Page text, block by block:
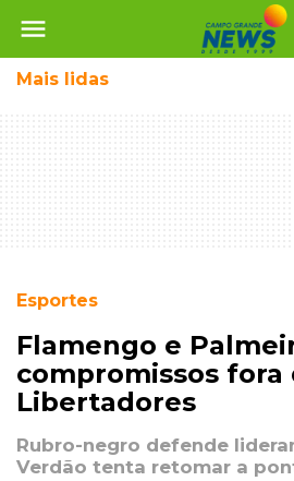
menu
Mais lidas
Esportes
Flamengo e
compromissos fora
Libertadores
Rubro-negro defende
Verdão tenta retomar a